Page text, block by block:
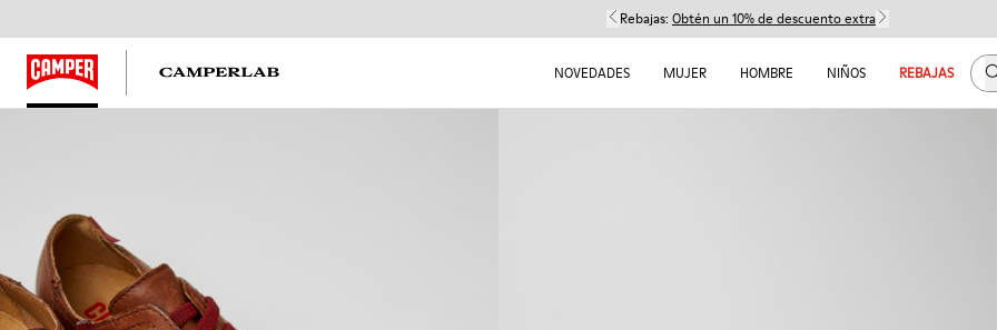
Rebajas: Obtén un 10% de descuento extra
NOVEDADES MUJER HOMBRE NIÑOS REBAJAS